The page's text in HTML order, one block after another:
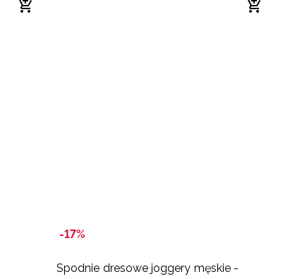
-17%
Spodnie dresowe joggery męskie -